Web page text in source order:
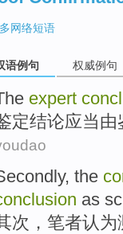
网络短语
语例句 权威例句
expert
定结论应当由
, the
as
次 ，笔者认